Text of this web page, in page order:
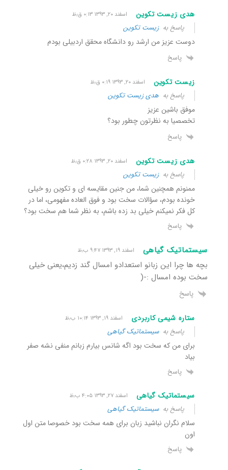
هدی زیست تکوین اسفند ۲۰, ۱۳۹۳ ۰:۱۳ ق٫ظ
پاسخ بهزیست تکوین
دوست عزیز من ارشد رو دانشگاه محقق اردبیلی بودم
پاسخ
زیست تکوین اسفند ۲۰, ۱۳۹۳ ۰:۱۹ ق٫ظ
پاسخ به هدی زیست تکوین
موفق باشین عزیز
تخصصیا به نظرتون چطور بود؟
پاسخ
هدی زیست تکوین اسفند ۲۰, ۱۳۹۳ ۰:۲۸ ق٫ظ
پاسخ بهزیست تکوین
ممنونم همچنین شما، من جنین مقایسه ای و تکوین رو خیلی
خونده بودم، سؤالات سخت بود و فوق العاده مفهومی، اما در
کل فکر نمیکنم خیلی بد زده باشم، به نظر شما هم سخت بود؟
پاسخ
سیستماتیک گیاهی اسفند ۱۹, ۱۳۹۳ ۹:۴۷ ب٫ظ
بچه ها چرا این زبانو استعدادو امسال گند زدیم،یعنی خیلی
سخت بوده امسال :-(
پاسخ
ستاره شیمی کاربردی اسفند ۱۹, ۱۳۹۳ ۱۰:۱۴ ب٫ظ
پاسخ بهسیستماتیک گیاهی
برای من که سخت بود اگه شانس بیارم زبانم منفی نشه صفر
بیاد
پاسخ
سیستماتیک گیاهی اسفند ۲۷, ۱۳۹۳ ۴:۰۵ ب٫ظ
پاسخ بهسیستماتیک گیاهی
سلام نگران نباشید زبان برای همه سخت بود خصوصا متن اول
اون
پاسخ